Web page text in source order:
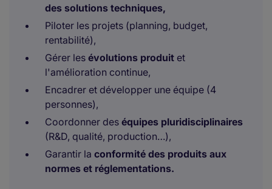
des solutions techniques,
Piloter les projets (planning, budget,
rentabilité),
Gérer les évolutions produit et
l'amélioration continue,
Encadrer et développer une équipe (4
personnes),
Coordonner des équipes pluridisciplinaires
(R&D, qualité, production…),
Garantir la conformité des produits aux
normes et réglementations.